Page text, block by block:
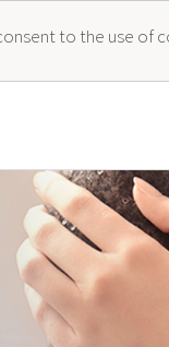
to the use of